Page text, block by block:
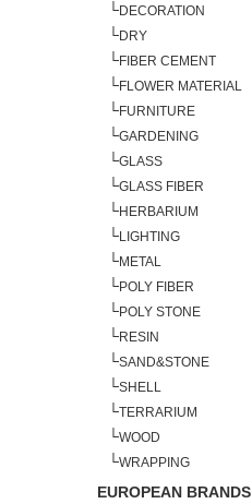
└DECORATION
└DRY
└FIBER CEMENT
└FLOWER MATERIAL
└FURNITURE
└GARDENING
└GLASS
└GLASS FIBER
└HERBARIUM
└LIGHTING
└METAL
└POLY FIBER
└POLY STONE
└RESIN
└SAND&STONE
└SHELL
└TERRARIUM
└WOOD
└WRAPPING
EUROPEAN BRANDS